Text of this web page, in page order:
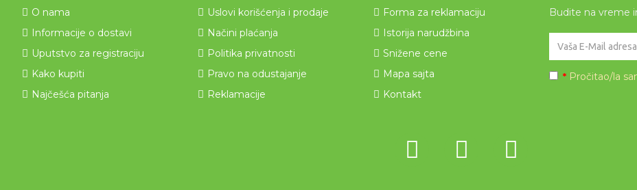
O nama
Informacije o dostavi
Uputstvo za registraciju
Kako kupiti
Najčešća pitanja
Uslovi korišćenja i prodaje
Načini plaćanja
Politika privatnosti
Pravo na odustajanje
Reklamacije
Forma za reklamaciju
Istorija narudžbina
Snižene cene
Mapa sajta
Kontakt
Budite na vreme
* Pročitao/la